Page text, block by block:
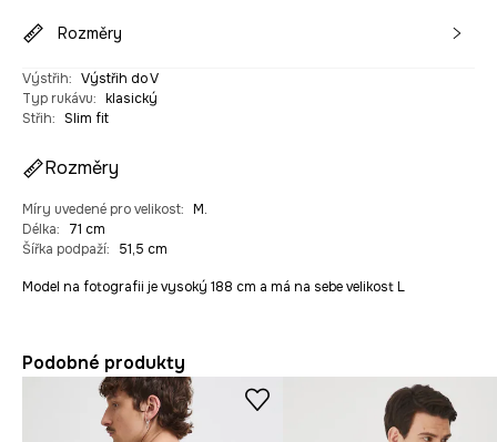
Rozměry
Výstřih: Výstřih do V
Typ rukávu: klasický
Střih: Slim fit
Rozměry
Míry uvedené pro velikost: M.
Délka:
71 cm
Šířka podpaží: 51,5 cm
Model na fotografii je vysoký 188 cm a má na sebe velikost L
Podobné produkty